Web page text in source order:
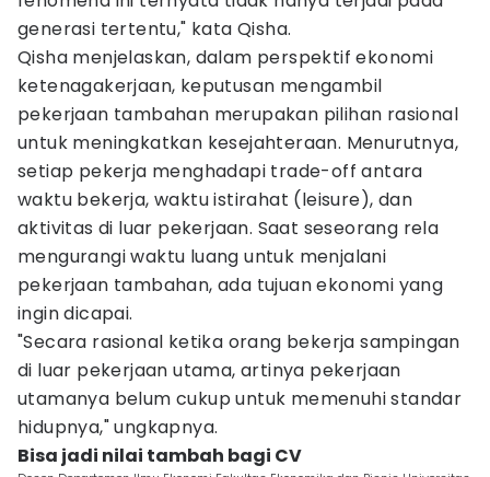
generasi tertentu," kata Qisha.
Qisha menjelaskan, dalam perspektif ekonomi
ketenagakerjaan, keputusan mengambil
pekerjaan tambahan merupakan pilihan rasional
untuk meningkatkan kesejahteraan. Menurutnya,
setiap pekerja menghadapi trade-off antara
waktu bekerja, waktu istirahat (leisure), dan
aktivitas di luar pekerjaan. Saat seseorang rela
mengurangi waktu luang untuk menjalani
pekerjaan tambahan, ada tujuan ekonomi yang
ingin dicapai.
"Secara rasional ketika orang bekerja sampingan
di luar pekerjaan utama, artinya pekerjaan
utamanya belum cukup untuk memenuhi standar
hidupnya," ungkapnya.
Bisa jadi nilai tambah bagi CV